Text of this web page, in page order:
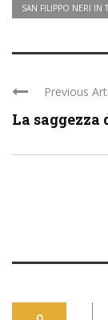
SAN FILIPPO NERI IN
Previous
La